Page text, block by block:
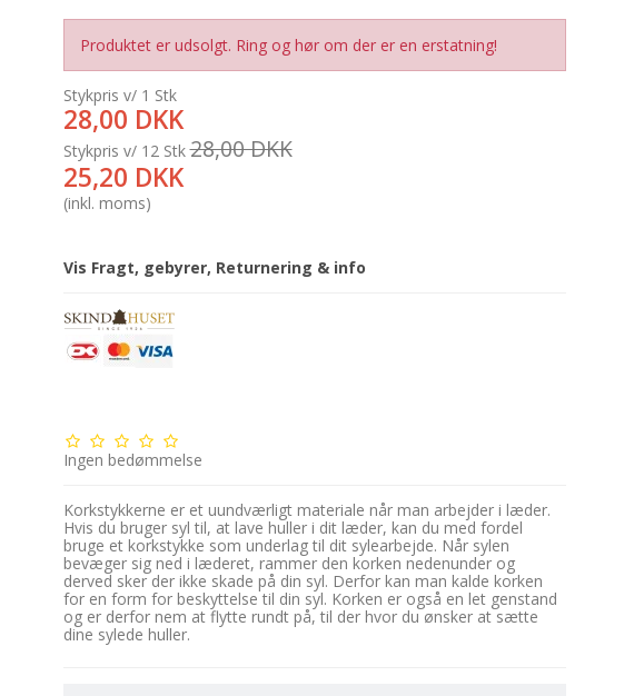
Produktet er udsolgt. Ring og hør om der er en erstatning!
Stykpris v/ 1 Stk
28,00 DKK
Stykpris v/ 12 Stk
25,20 DKK
28,00 DKK
(inkl. moms)
Vis Fragt, gebyrer, Returnering & info
Ingen bedømmelse
Korkstykkerne er et uundværligt materiale når man arbejder i læder.
Hvis du bruger syl til, at lave huller i dit læder, kan du med fordel
bruge et korkstykke som underlag til dit sylearbejde. Når sylen
bevæger sig ned i læderet, rammer den korken nedenunder og
derved sker der ikke skade på din syl. Derfor kan man kalde korken
for en form for beskyttelse til din syl. Korken er også en let genstand
og er derfor nem at flytte rundt på, til der hvor du ønsker at sætte
dine sylede huller.